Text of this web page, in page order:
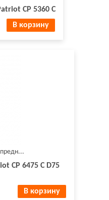
CP 5360 C
В корзину
CP 6475 C D75
В корзину